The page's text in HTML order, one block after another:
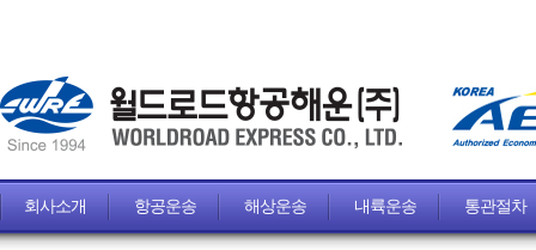
회사소개 항공운송 해상운송 내륙운송 통관절차